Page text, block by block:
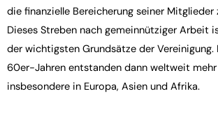
die finanzielle Bereicherung seiner Mitglieder
Dieses Streben nach gemeinnütziger Arbeit
der wichtigsten Grundsätze der
60er-Jahren entstanden dann weltweit mehr
insbesondere in Europa, Asien und Afrika.